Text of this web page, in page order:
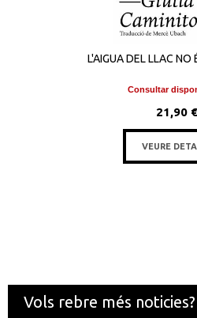
L'AIGUA DEL LLAC NO
Consultar
21,90 €
VEURE
Vols rebre més noticies?